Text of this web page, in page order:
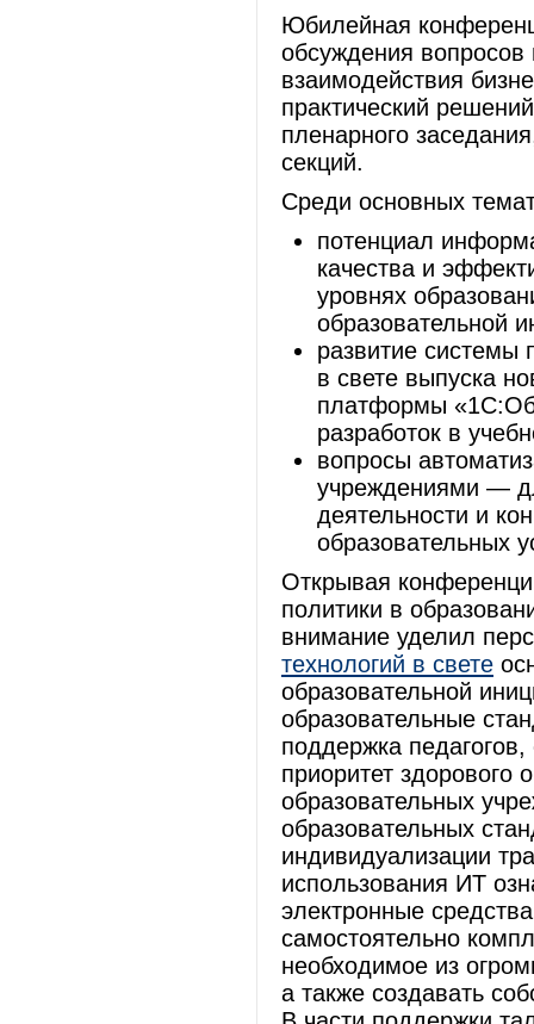
Юбилейная
обсуждения
взаимодействия
практический
пленарного
секций.
Среди основных
потенциал
качества и
уровнях
образовательной
развитие системы
в свете выпуска
платформы
разработок в
вопросы
учреждениями —
деятельности и
образовательных
Открывая
политики в
внимание уделил
технологий в свете
образовательной
образовательные
поддержка
приоритет здорового
образовательных
образовательных
индивидуализации
использования ИТ
электронные
самостоятельно
необходимое из
а также создавать